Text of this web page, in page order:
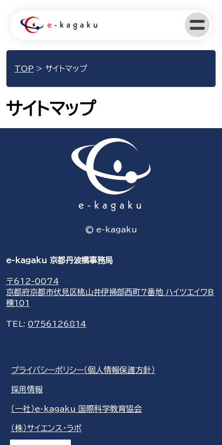
TOP > サイトマップ
サイトマップ
© e-kagaku
e-kagaku 京都丹波橋事務局
〒612-0074
京都府京都市伏見区桃山井伊掃部西町7番地 ハイツエイワB
棟101
TEL: 0756126814
プライバシーポリシー（個人情報保護方針）
採用情報
（一社）e-kagaku 国際科学教育協会
（株）サイエンス・ラボ